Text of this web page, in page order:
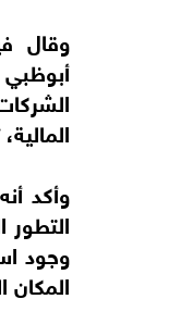
وأكد
وجود
المكان